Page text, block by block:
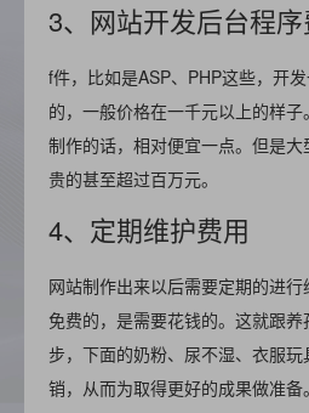
3、网站开发后台程序
f件，比如是ASP、PHP这些，开
的，一般价格在一千元以上的样
制作的话，相对便宜一点。但是大
贵的甚至超过百万元。
4、定期维护费用
网站制作出来以后需要定期的进
免费的，是需要花钱的。这就跟
步，下面的奶粉、尿不湿、衣服
销，从而为取得更好的成果做准备。